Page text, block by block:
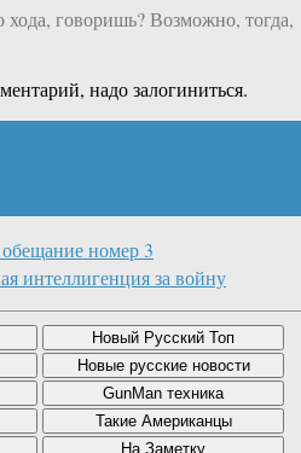
говоришь? Возможно, тогда,
надо залогиниться.
номер 3
интеллигенция за войну